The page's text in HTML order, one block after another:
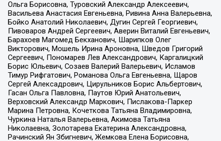
Ольга Борисовна, Туровский Александр Алексеевич,
Васильева Анастасия Евгеньевна, Ривина Анна Валерьевна,
Бойко Анатолий Николаевич, Дугин Сергей Георгиевич,
Пивоваров Андрей Сергеевич, Аверин Виталий Евгеньевич,
Барахоев Магомед Бекханович, Шарипков Олег
Викторович, Мошель Ирина Ароновна, Шведов Григорий
Сергеевич, Пономарев Лев Александрович, Каргалицкий
Борис Юльевич, Созаев Валерий Валерьевич, Исламов
Тимур Рифгатович, Романова Ольга Евгеньевна, Щаров
Сергей Алексадрович, Цирульников Борис Альбертович,
Гасан Ольга Павловна, Паутов Юрий Анатольевич,
Верховский Александр Маркович, Пислакова-Паркер
Марина Петровна, Кочеткова Татьяна Владимировна,
Чуркина Наталья Валерьевна, Акимова Татьяна
Николаевна, Золотарева Екатерина Александровна,
Рачинский Ян Збигневич, Жемкова Елена Борисовна,